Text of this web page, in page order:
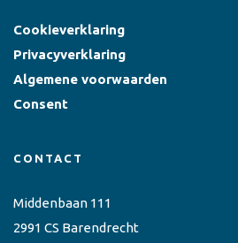
Cookieverklaring
Privacyverklaring
Algemene voorwaarden
Consent
CONTACT
Middenbaan 111
2991 CS Barendrecht